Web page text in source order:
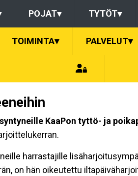
POJAT▾ TYTÖT▾
TOIMINTA▾ PALVELUT▾
KaaPon tyttö- ja
harrastajille
on hän oikeutettu